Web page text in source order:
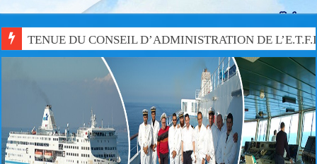
TENUE DU CONSEIL D’ADMINISTRATION DE
EBARQUEMENT PEDAGOGIQUE DES ELEVES